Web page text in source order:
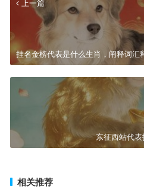
上一篇
挂名金榜代表是什么生肖，阐释词汇
东征西站代
相关推荐